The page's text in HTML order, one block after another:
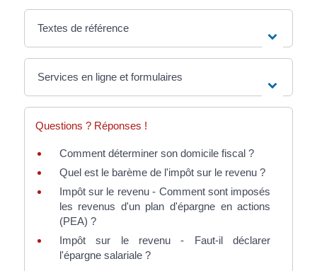
Textes de référence
Services en ligne et formulaires
Questions ? Réponses !
Comment déterminer son domicile fiscal ?
Quel est le barème de l'impôt sur le revenu ?
Impôt sur le revenu - Comment sont imposés
les revenus d'un plan d'épargne en actions
(PEA) ?
Impôt sur le revenu - Faut-il déclarer
l'épargne salariale ?